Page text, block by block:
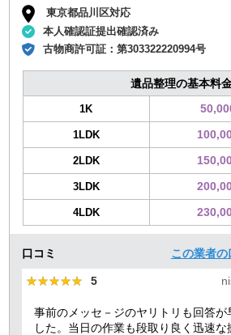
東京都品川区対応
本人確認証提出確認済み
古物商許可証：第303322220994号
遺品整理の基本料
1K
1LDK
2LDK
3LDK
4LDK
口コミ この業者
★★★★★
★★★★★ 5
事前のメッセ－ジのヤリトリも回答
した。当日の作業も段取り良く迅速な